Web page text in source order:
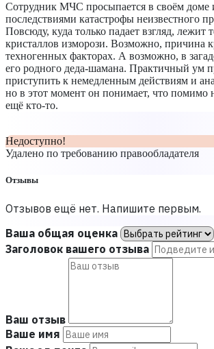
Сотрудник МЧС просыпается в своём доме
последствиями катастрофы неизвестного
Повсюду, куда только падает взгляд, лежит
кристаллов изморози. Возможно, причина
техногенных факторах. А возможно, в
его родного деда-шамана. Практичный ум
приступить к немедленным действиям и
но в этот момент он понимает, что помимо
ещё кто-то.
Недоступно!
Удалено по требованию правообладателя
Отзывы
Отзывов ещё нет. Напишите первым.
Ваша общая оценка
Заголовок вашего отзыва
Ваш отзыв
Ваше имя